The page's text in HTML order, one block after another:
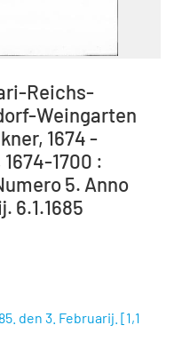
Reichs-
Weingarten
1674 -
1700 :
5. Anno
6.1.1685
den 3. Februarij. [1,1